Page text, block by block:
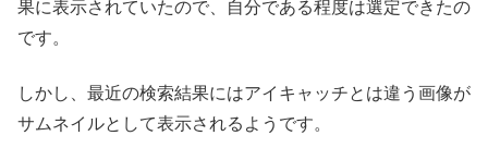
果に表示されていたので、自分である程度は選定できたの
です。
しかし、最近の検索結果にはアイキャッチとは違う画像が
サムネイルとして表示されるようです。